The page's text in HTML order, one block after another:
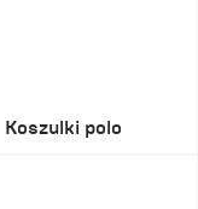
Koszulki polo